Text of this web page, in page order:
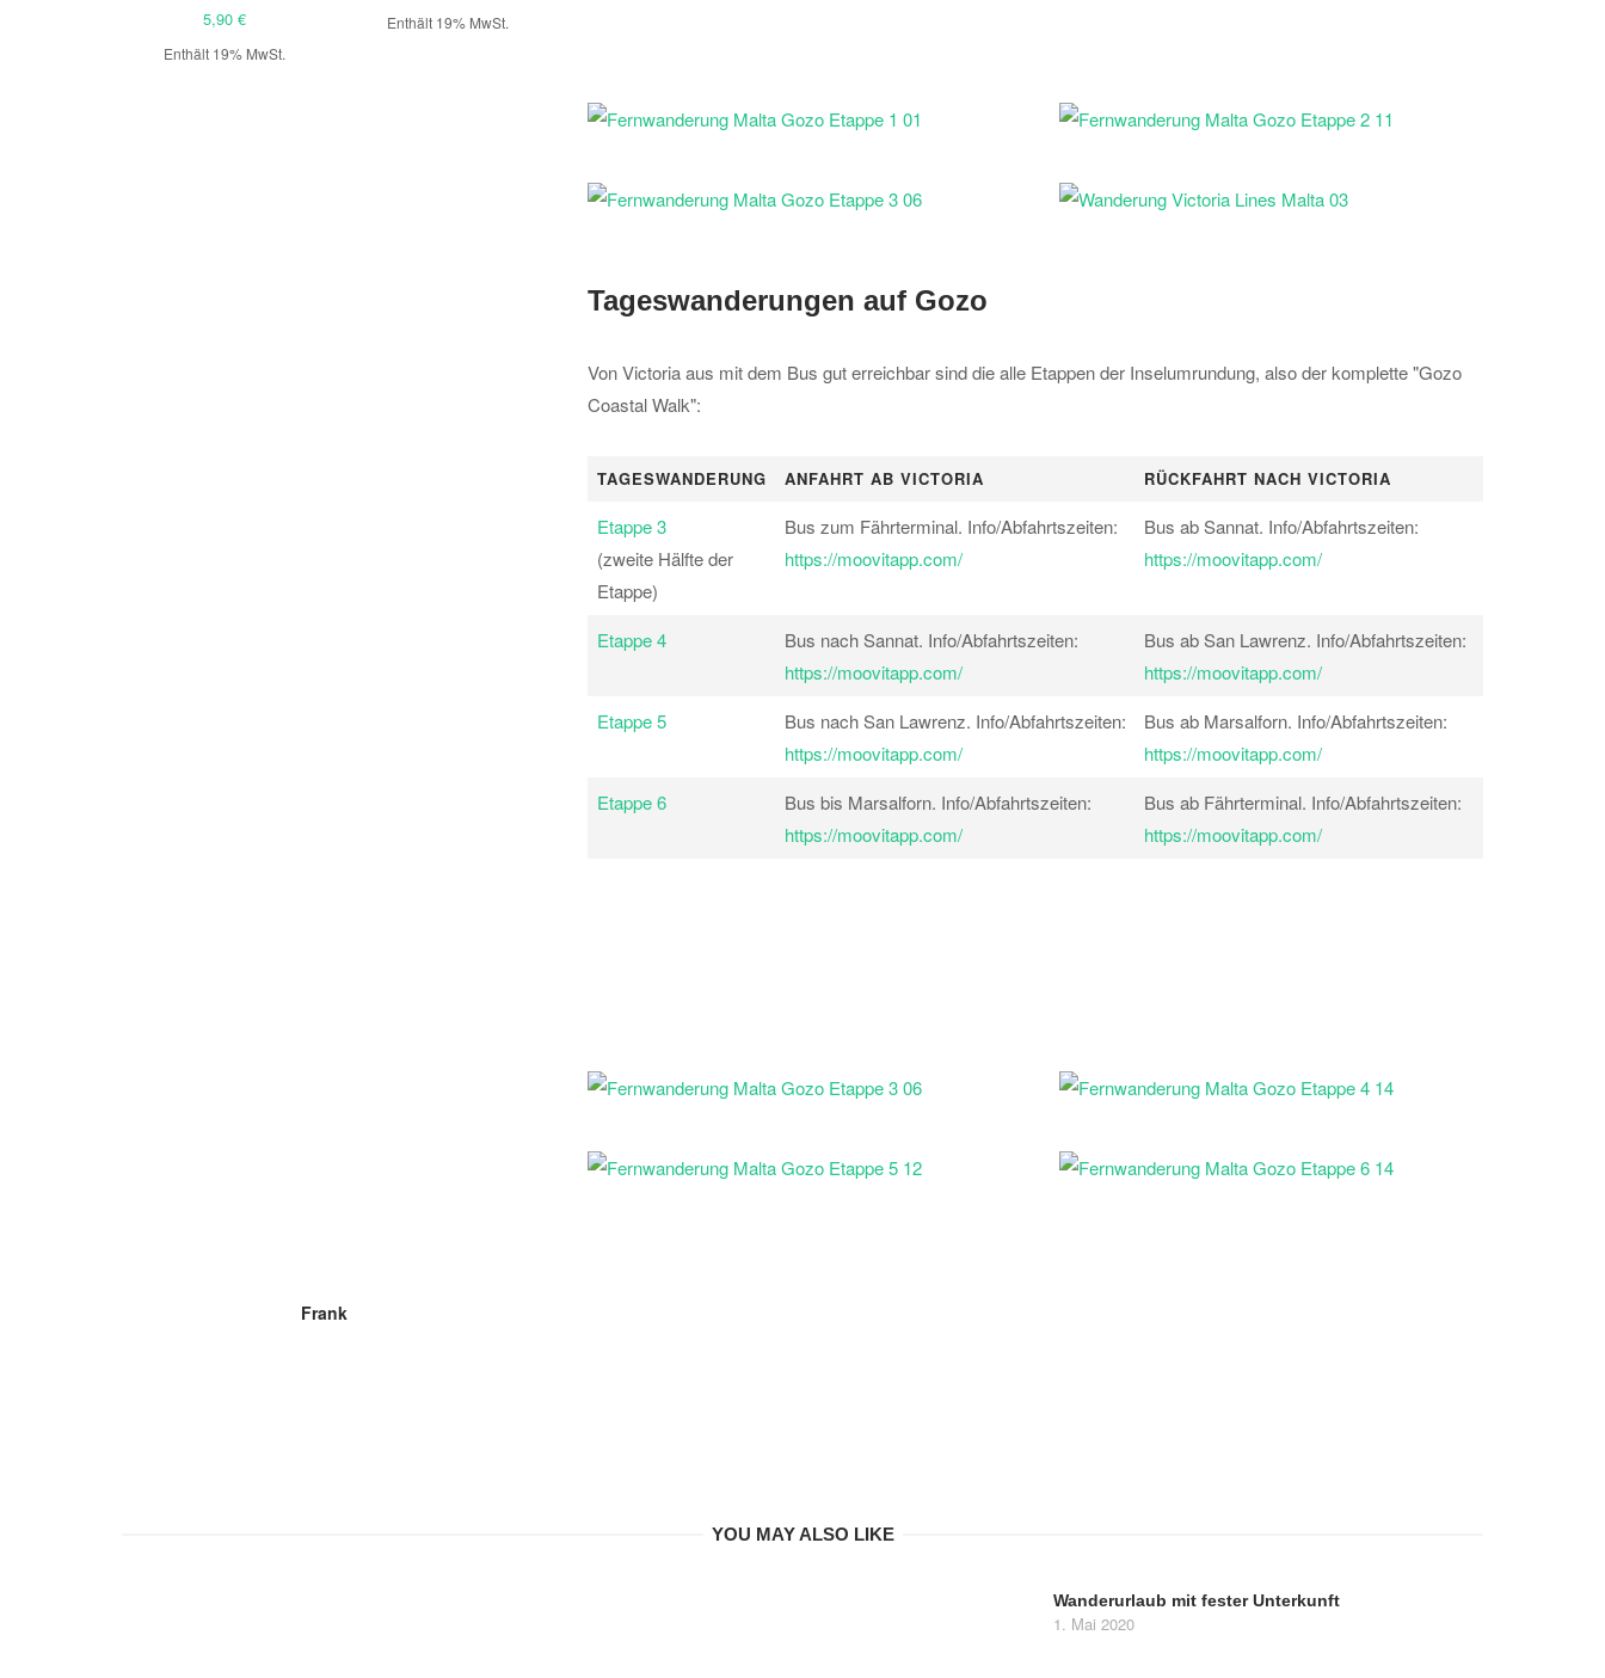
5,90€
Enthält 19% MwSt.
Enthält 19% MwSt.
Tageswanderungen auf Gozo
Von Victoria aus mit dem Bus gut erreichbar sind die alle Etappen der Inselumrundung, also der komplette "Gozo
Coastal Walk":
TAGESWANDERUNG ANFAHRT AB VICTORIA RÜCKFAHRT NACH VICTORIA
Etappe 3
(zweite Hälfte der
Etappe)
Bus zum Fährterminal. Info/Abfahrtszeiten:
https://moovitapp.com/
Bus ab Sannat. Info/Abfahrtszeiten:
https://moovitapp.com/
Etappe 4
Bus nach Sannat. Info/Abfahrtszeiten:
https://moovitapp.com/
Bus ab San Lawrenz. Info/Abfahrtszeiten:
https://moovitapp.com/
Etappe 5
Bus nach San Lawrenz. Info/Abfahrtszeiten:
https://moovitapp.com/
Bus ab Marsalforn. Info/Abfahrtszeiten:
https://moovitapp.com/
Etappe 6
Bus bis Marsalforn. Info/Abfahrtszeiten:
https://moovitapp.com/
Bus ab Fährterminal. Info/Abfahrtszeiten:
https://moovitapp.com/
Frank
YOU MAY ALSO LIKE
Wanderurlaub mit fester Unterkunft
1. Mai 2020